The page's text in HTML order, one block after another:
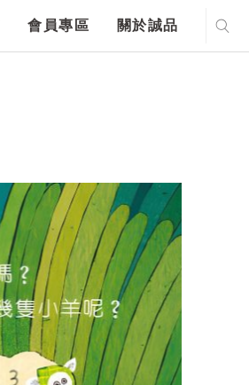
會員專區 關於誠品